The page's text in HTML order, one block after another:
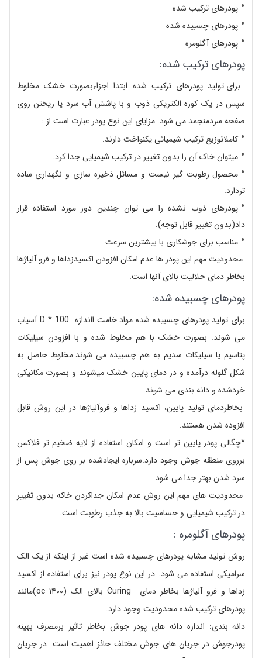
پودرهای ترکیب شده
پودرهای چسبیده شده
پودرهای آگلومره
پودرهای ترکیب شده:
برای تولید پودرهای ترکیب شده ابتدا اجزاءبصورت خشک مخلوط
سپس در یک کوره الکتریکی ذوب و با پاشش آب سرد یا ریختن روی
صفحه سردمنجمد می شود. مزایای این نوع پودر عبارت است از :
کاملاتوزیع ترکیب شیمیائی یکنواخت دارند.
میتوان خاک آن را بدون تغییر در ترکیب شیمیایی جدا کرد.
محصول رطوبت گیر نیست و مسائل ذخیره سازی و نگهداری ساده
تردارد.
پودرهای ذوب نشده را می توان چندین دور مورد استفاده قرار
داد(بدون تغییر قابل توجه).
مناسب برای جوشکاری با بیشترین سرعت
محدودیت مهم این پودر ها عدم امکان افزودن اکسیدزداها و فرو آلیاژها
بخاطر دمای حلالیت بالای آنها است.
پودرهای چسبیده شده:
برای تولید پودرهای چسبیده شده مواد خامت ااندازه D * 100 آسیاب
می شوند. بصورت خشک با هم مخلوط شده و با افزودن سیلیکات
پتاسیم یا سیلیکات سدیم به هم چسبیده می شوند.مخلوط حاصل به
شکل گلوله درآمده و در دمای پایین خشک میشوند و بصورت مکانیکی
خردشده و دانه بندی می شوند.
بخاطردمای تولید پایین، اکسید زداها و فروآلیاژها در این روش قابل
افزوده شدن هستند.
*چگالی پودر پایین تر است و امکان استفاده از لایه ضخیم تر فلاکس
برروی منطقه جوش وجود دارد.سرباره ایجادشده بر روی جوش پس از
سرد شدن بهتر جدا می شود
محدودیت های مهم این روش عدم امکان جداکردن خاکه بدون تغییر
در ترکیب شیمیایی و حساسیت بالا به جذب رطوبت است.
پودرهای آگلومره :
روش تولید مشابه پودرهای چسبیده شده است غیر از اینکه از یک الک
سرامیکی استفاده می شود. در این نوع پودر نیز برای استفاده از اکسید
زداها و فرو آلیاژها بخاطر دمای Curing بالای الک (oc ۱۴۰۰)مانند
پودرهای ترکیب شده محدودیت وجود دارد.
دانه بندی: اندازه دانه های پودر جوش بخاطر تاثیر برمصرف بهینه
پودرجوش در جریان های جوش مختلف حائز اهمیت است. در جریان